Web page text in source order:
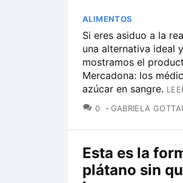
ALIMENTOS
Si eres asiduo a la
una alternativa ideal
mostramos el
Mercadona: los
azúcar en sangre.
0 COMENTARIOS
GABRIELA
Esta es la
plátano sin